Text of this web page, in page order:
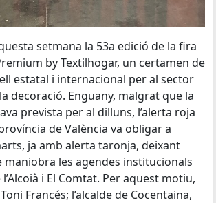
setmana la 53a edició de la fira
by Textilhogar, un certamen de
estatal i internacional per al sector
decoració. Enguany, malgrat que la
prevista per al dilluns, l’alerta roja
de València va obligar a
ja amb alerta taronja, deixant
maniobra les agendes institucionals
i El Comtat. Per aquest motiu,
Toni Francés; l’alcalde de Cocentaina,